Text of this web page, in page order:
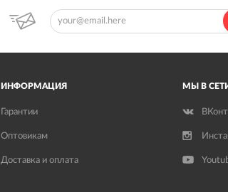
ИНФОРМАЦИЯ
Гарантии
Оптовикам
Доставка и оплата
МЫ В